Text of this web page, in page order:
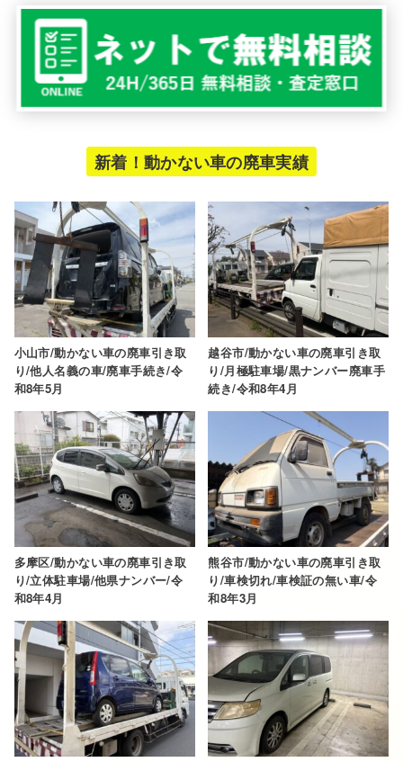
新着！動かない車の廃車実績
小山市/動かない車の廃車引き取
り/他人名義の車/廃車手続き/令
和8年5月
越谷市/動かない車の廃車引き取
り/月極駐車場/黒ナンバー廃車手
続き/令和8年4月
多摩区/動かない車の廃車引き取
り/立体駐車場/他県ナンバー/令
和8年4月
熊谷市/動かない車の廃車引き取
り/車検切れ/車検証の無い車/令
和8年3月